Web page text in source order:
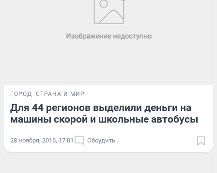
ГОРОД СТРАНА И МИР
Для 44 регионов выделили деньги на
машины скорой и школьные автобусы
28 ноября, 2016, 17:01 Обсудить